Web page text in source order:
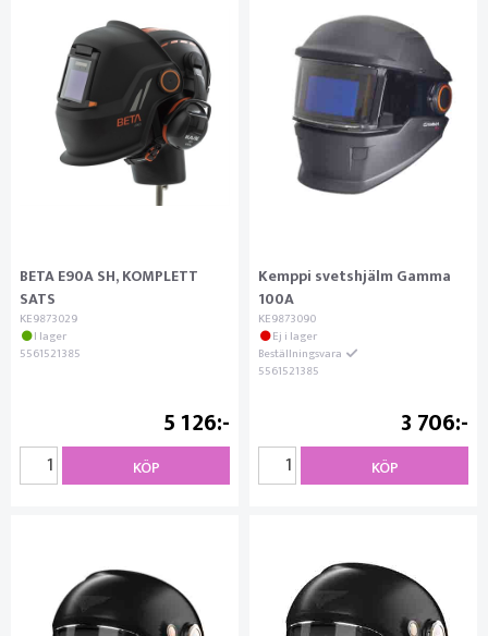
BETA E90A SH, KOMPLETT
SATS
KE9873029
I lager
5561521385
5 126
KÖP
Kemppi svetshjälm Gamma
100A
KE9873090
Ej i lager
Beställningsvara
5561521385
3 706
KÖP